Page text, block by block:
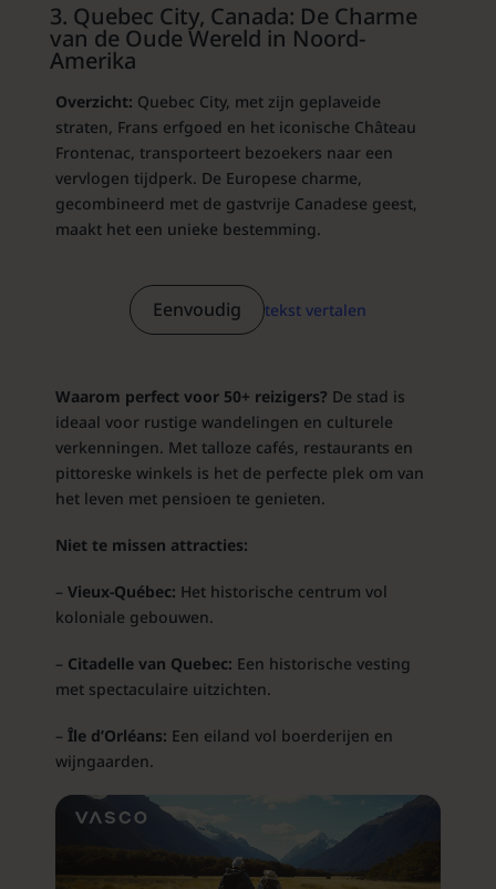
3. Quebec City, Canada: De Charme
van de Oude Wereld in Noord-
Amerika
Overzicht: Quebec City, met zijn geplaveide
straten, Frans erfgoed en het iconische Château
Frontenac, transporteert bezoekers naar een
vervlogen tijdperk. De Europese charme,
gecombineerd met de gastvrije Canadese geest,
maakt het een unieke bestemming.
Eenvoudig tekst vertalen
Waarom perfect voor 50+ reizigers? De stad is
ideaal voor rustige wandelingen en culturele
verkenningen. Met talloze cafés, restaurants en
pittoreske winkels is het de perfecte plek om van
het leven met pensioen te genieten.
Niet te missen attracties:
– Vieux-Québec: Het historische centrum vol
koloniale gebouwen.
– Citadelle van Quebec: Een historische vesting
met spectaculaire uitzichten.
– Île d’Orléans: Een eiland vol boerderijen en
wijngaarden.